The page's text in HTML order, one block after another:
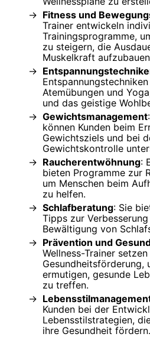
Fitness und
Trainer entwickeln
Trainingsprogramme,
zu steigern, die
Muskelkraft
Atemübungen und
und das geistige
Gewichtsmanagement
können Kunden beim
Gewichtsziels und bei
Gewichtskontrolle
Raucherentwöhnung:
bieten Programme zur
um Menschen beim
zu helfen.
Schlafberatung: Sie
Tipps zur
Bewältigung von
Prävention und
Wellness-Trainer
Gesundheitsförderung,
ermutigen, gesunde
zu treffen.
Kunden bei der
Lebensstilstrategien,
ihre Gesundheit fördern.